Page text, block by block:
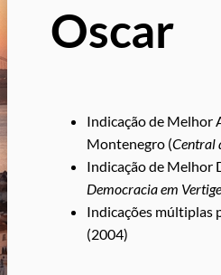
Oscar
Indicação de Melhor
Montenegro (Central
Indicação de Melhor
Democracia em
Indicações múltiplas
(2004)